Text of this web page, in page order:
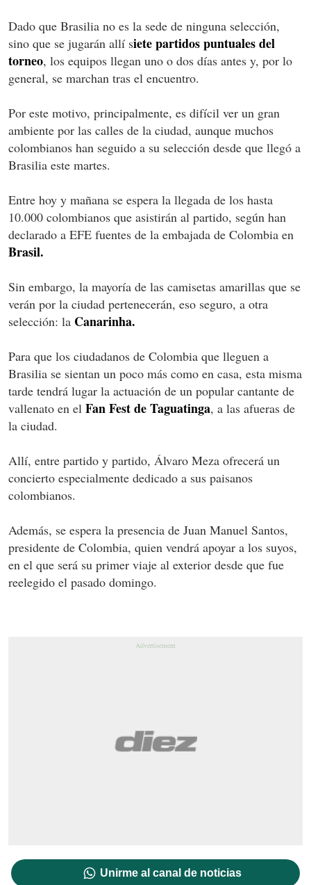
Dado que Brasilia no es la sede de ninguna selección,
sino que se jugarán allí siete partidos puntuales del
torneo, los equipos llegan uno o dos días antes y, por lo
general, se marchan tras el encuentro.
Por este motivo, principalmente, es difícil ver un gran
ambiente por las calles de la ciudad, aunque muchos
colombianos han seguido a su selección desde que llegó a
Brasilia este martes.
Entre hoy y mañana se espera la llegada de los hasta
10.000 colombianos que asistirán al partido, según han
declarado a EFE fuentes de la embajada de Colombia en
Brasil.
Sin embargo, la mayoría de las camisetas amarillas que se
verán por la ciudad pertenecerán, eso seguro, a otra
selección: la Canarinha.
Para que los ciudadanos de Colombia que lleguen a
Brasilia se sientan un poco más como en casa, esta misma
tarde tendrá lugar la actuación de un popular cantante de
vallenato en el Fan Fest de Taguatinga, a las afueras de
la ciudad.
Allí, entre partido y partido, Álvaro Meza ofrecerá un
concierto especialmente dedicado a sus paisanos
colombianos.
Además, se espera la presencia de Juan Manuel Santos,
presidente de Colombia, quien vendrá apoyar a los suyos,
en el que será su primer viaje al exterior desde que fue
reelegido el pasado domingo.
Unirme al canal de noticias